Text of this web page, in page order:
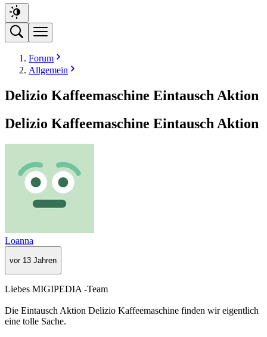
Forum
Allgemein
Delizio Kaffeemaschine Eintausch Aktion
Delizio Kaffeemaschine Eintausch Aktion
Loanna
vor 13 Jahren
Liebes MIGIPEDIA -Team
Die Eintausch Aktion Delizio Kaffeemaschine finden wir eigentlich
eine tolle Sache.